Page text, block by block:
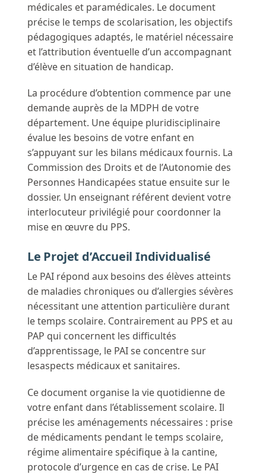
médicales et paramédicales. Le document
précise le temps de scolarisation, les objectifs
pédagogiques adaptés, le matériel nécessaire
et l’attribution éventuelle d’un accompagnant
d’élève en situation de handicap.
La procédure d’obtention commence par une
demande auprès de la MDPH de votre
département. Une équipe pluridisciplinaire
évalue les besoins de votre enfant en
s’appuyant sur les bilans médicaux fournis. La
Commission des Droits et de l’Autonomie des
Personnes Handicapées statue ensuite sur le
dossier. Un enseignant référent devient votre
interlocuteur privilégié pour coordonner la
mise en œuvre du PPS.
Le Projet d’Accueil Individualisé
Le PAI répond aux besoins des élèves atteints
de maladies chroniques ou d’allergies sévères
nécessitant une attention particulière durant
le temps scolaire. Contrairement au PPS et au
PAP qui concernent les difficultés
d’apprentissage, le PAI se concentre sur
lesaspects médicaux et sanitaires.
Ce document organise la vie quotidienne de
votre enfant dans l’établissement scolaire. Il
précise les aménagements nécessaires : prise
de médicaments pendant le temps scolaire,
régime alimentaire spécifique à la cantine,
protocole d’urgence en cas de crise. Le PAI